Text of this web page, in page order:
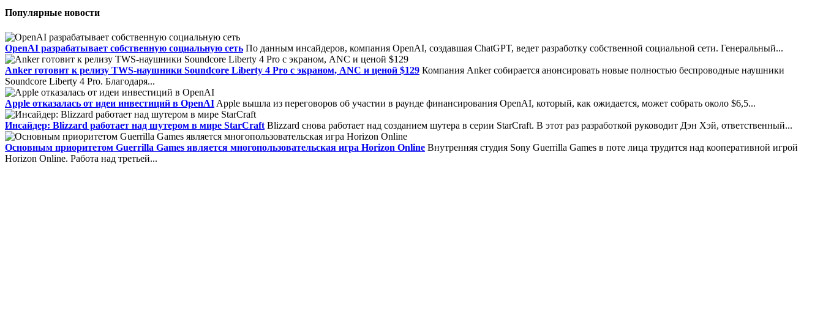
Популярные новости
OpenAI разрабатывает собственную социальную сеть По данным инсайдеров, компания OpenAI, создавшая ChatGPT, ведет разработку собственной социальной сети. Генеральный...
Anker готовит к релизу TWS-наушники Soundcore Liberty 4 Pro с экраном, ANC и ценой $129 Компания Anker собирается анонсировать новые полностью беспроводные наушники
Soundcore Liberty 4 Pro. Благодаря...
Apple отказалась от идеи инвестиций в OpenAI Apple вышла из переговоров об участии в раунде финансирования OpenAI, который, как ожидается, может собрать около $6,5...
Инсайдер: Blizzard работает над шутером в мире StarCraft Blizzard снова работает над созданием шутера в серии StarCraft. В этот раз разработкой руководит Дэн Хэй, ответственный...
Основным приоритетом Guerrilla Games является многопользовательская игра Horizon Online Внутренняя студия Sony Guerrilla Games в поте лица трудится над кооперативной игрой
Horizon Online. Работа над третьей...